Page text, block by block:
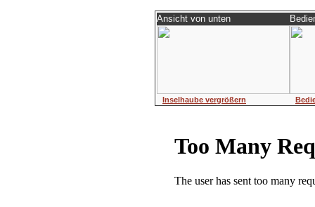
Ansicht von unten
Inselhaube vergrößern